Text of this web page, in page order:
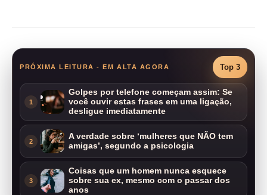
PRÓXIMA LEITURA - EM ALTA AGORA Top 3
1
Golpes por telefone começam assim: Se
você ouvir estas frases em uma ligação,
desligue imediatamente
2
A verdade sobre ‘mulheres que NÃO tem
amigas’, segundo a psicologia
3
Coisas que um homem nunca esquece
sobre sua ex, mesmo com o passar dos
anos